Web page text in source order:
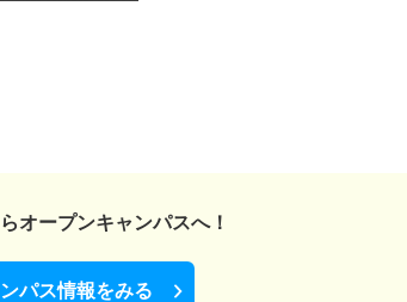
オープンキャンパスへ！
パス情報をみる